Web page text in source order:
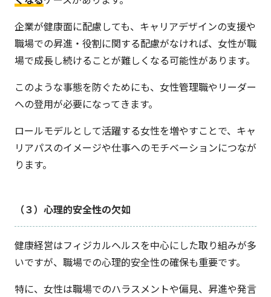
企業が健康面に配慮しても、キャリアデザインの支援や
職場での昇進・役割に関する配慮がなければ、女性が職
場で成長し続けることが難しくなる可能性があります。
このような事態を防ぐためにも、女性管理職やリーダー
への登用が必要になってきます。
ロールモデルとして活躍する女性を増やすことで、キャ
リアパスのイメージや仕事へのモチベーションにつなが
ります。
（３）心理的安全性の欠如
健康経営はフィジカルヘルスを中心にした取り組みが多
いですが、職場での心理的安全性の確保も重要です。
特に、女性は職場でのハラスメントや偏見、昇進や発言